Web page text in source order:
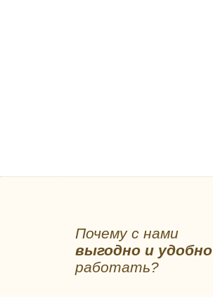
Эконом
Пухо-перовые подушки
Подушки Шелк оптом
Почему с нами
выгодно и удобно
работать?